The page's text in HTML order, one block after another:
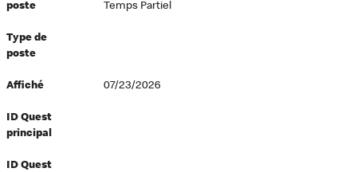
poste
Temps Partiel
Type de
poste
Affiché 07/23/2026
ID Quest
principal
ID Quest